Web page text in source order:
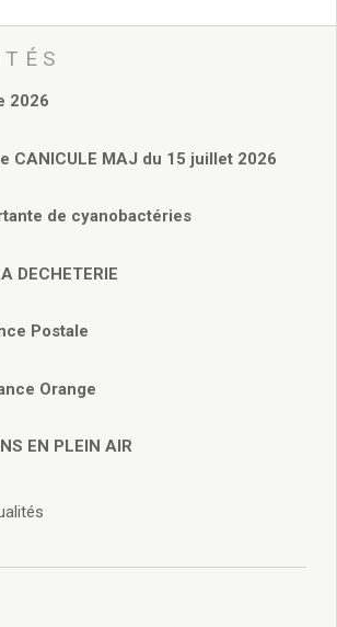
Techniques
Scolaires
Municipale/règlementation
réglementation funéraire
ligne
boissons
civil
de Fonctionnement
d’Investissement
du conseil municipal
2025
2022
2026
CANICULE MAJ du 15 juillet 2026
de cyanobactéries
DECHETERIE
Postale
Orange
EN PLEIN AIR